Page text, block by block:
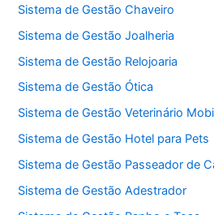
Sistema de Gestão Chaveiro
Sistema de Gestão Joalheria
Sistema de Gestão Relojoaria
Sistema de Gestão Ótica
Sistema de Gestão Veterinário
Sistema de Gestão Hotel para Pets
Sistema de Gestão Passeador de
Sistema de Gestão Adestrador